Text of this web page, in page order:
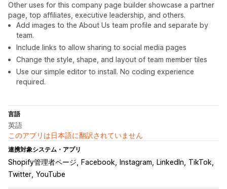
Other uses for this company page builder showcase a partner
page, top affiliates, executive leadership, and others.
Add images to the About Us team profile and separate by
team.
Include links to allow sharing to social media pages
Change the style, shape, and layout of team member tiles
Use our simple editor to install. No coding experience
required.
言語
英語
このアプリは日本語に翻訳されていません
連携対象システム・アプリ
Shopify管理者ページ Facebook Instagram LinkedIn
TikTok
Twitter YouTube